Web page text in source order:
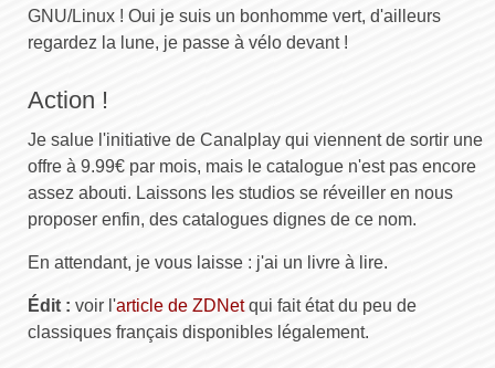
GNU/Linux ! Oui je suis un bonhomme vert, d'ailleurs
regardez la lune, je passe à vélo devant !
Action !
Je salue l'initiative de Canalplay qui viennent de sortir une
offre à 9.99€ par mois, mais le catalogue n'est pas encore
assez abouti. Laissons les studios se réveiller en nous
proposer enfin, des catalogues dignes de ce nom.
En attendant, je vous laisse : j'ai un livre à lire.
Édit : voir l'article de ZDNetqui fait état du peu de
classiques français disponibles légalement.